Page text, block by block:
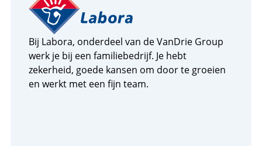
Bij Labora, onderdeel van de VanDrie Group
werk je bij een familiebedrijf. Je hebt
zekerheid, goede kansen om door te groeien
en werkt met een fijn team.